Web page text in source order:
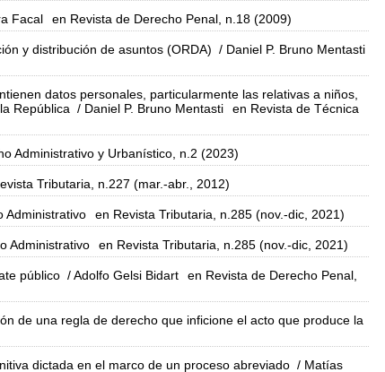
Facal en Revista de Derecho Penal, n.18 (2009)
y distribución de asuntos (ORDA) / Daniel P. Bruno Mentasti
datos personales, particularmente las relativas a niños,
República / Daniel P. Bruno Mentasti
en Revista de Técnica
Administrativo y Urbanístico, n.2 (2023)
Tributaria, n.227 (mar.-abr., 2012)
Administrativo en Revista Tributaria, n.285 (nov.-dic, 2021)
Administrativo en Revista Tributaria, n.285 (nov.-dic, 2021)
público / Adolfo Gelsi Bidart
en Revista de Derecho Penal,
de una regla de derecho que inficione el acto que produce la
dictada en el marco de un proceso abreviado / Matías